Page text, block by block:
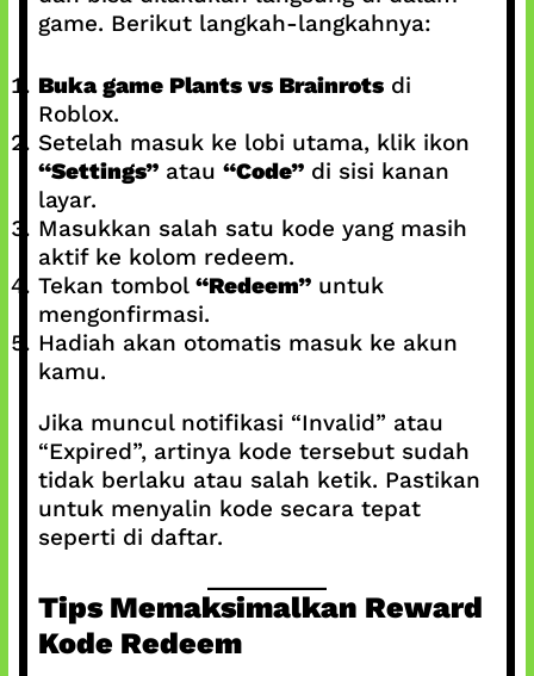
game. Berikut langkah-langkahnya:
Buka game Plants vs Brainrotsdi
Roblox.
Setelah masuk ke lobi utama, klik ikon
“Settings”atau “Code”di sisi kanan
layar.
Masukkan salah satu kode yang masih
aktif ke kolom redeem.
Tekan tombol “Redeem”untuk
mengonfirmasi.
Hadiah akan otomatis masuk ke akun
kamu.
Jika muncul notifikasi “Invalid” atau
“Expired”, artinya kode tersebut sudah
tidak berlaku atau salah ketik. Pastikan
untuk menyalin kode secara tepat
seperti di daftar.
Tips Memaksimalkan Reward
Kode Redeem